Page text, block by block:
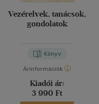
Vezérelvek, tanácsok,
gondolatok
Könyv
Árinformációk
Kiadói ár:
3 990 Ft